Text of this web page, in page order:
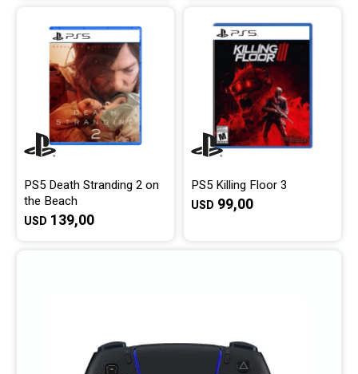
PS5 Death Stranding 2 on
the Beach
USD 139,00
PS5 Killing Floor 3
USD 99,00